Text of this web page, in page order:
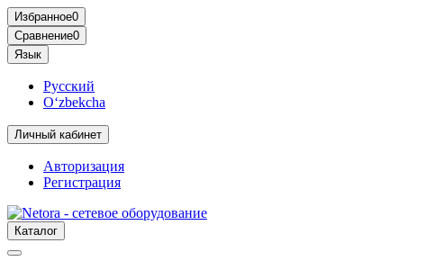
Избранное0
Сравнение0
Язык
Русский
O‘zbekcha
Личный кабинет
Авторизация
Регистрация
Каталог